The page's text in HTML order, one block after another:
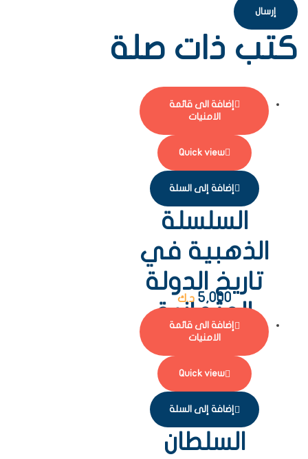
كتب ذات صلة
إضافة الى قائمة
الامنيات
Quick view
إضافة إلى السلة
السلسلة
الذهبية في
تاريخ الدولة
العثمانية
5,000 د.ك
إضافة الى قائمة
الامنيات
Quick view
إضافة إلى السلة
السلطان